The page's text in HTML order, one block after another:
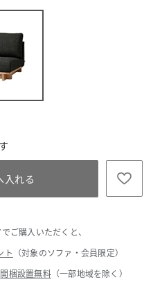
ご購入いただくと、
ト （対象のソファ・会員限定）
開梱設置無料（一部地域を除く）